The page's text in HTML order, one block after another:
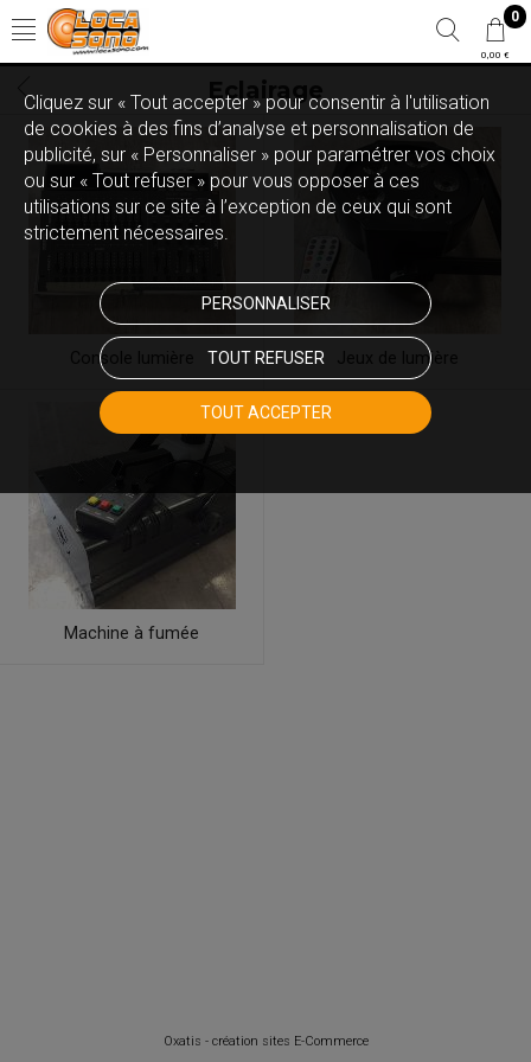
0
0,00 €
Eclairage
Console lumière Jeux de lumière
Machine à fumée
Cliquez sur « Tout accepter » pour consentir à l'utilisation
de cookies à des fins d’analyse et personnalisation de
publicité, sur « Personnaliser » pour paramétrer vos choix
ou sur « Tout refuser » pour vous opposer à ces
utilisations sur ce site à l’exception de ceux qui sont
strictement nécessaires.
PERSONNALISER
TOUT REFUSER
TOUT ACCEPTER
Oxatis - création sites E-Commerce